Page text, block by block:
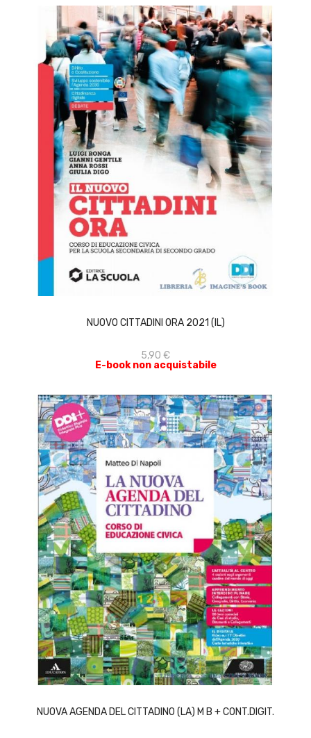
NUOVO CITTADINI ORA 2021 (IL)
5,90 €
E-book non acquistabile
ACQUISTA
NUOVA AGENDA DEL CITTADINO (LA) M B + CONT.DIGIT.
ACQUISTA